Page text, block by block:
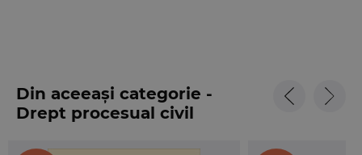
Din aceeași categorie -
Drept procesual civil